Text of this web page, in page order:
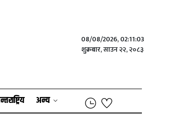
08/08/2026, 02:11:03
शुक्रबार, साउन २२, २०८३
अन्य